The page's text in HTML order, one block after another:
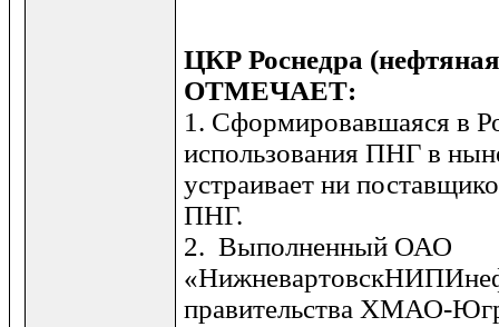
ЦКР Роснедра (нефтяная
ОТМЕЧАЕТ:
1. Сформировавшаяся в
использо­вания ПНГ в
устраивает ни
ПНГ.
2. Выполненный ОАО
правительства ХМАО-